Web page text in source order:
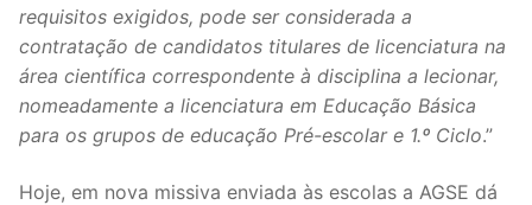
Área de Sócios
Revista Intervir
Contactos
requisitos exigidos, pode ser considerada a
contratação de candidatos titulares de licenciatura na
área científica correspondente à disciplina a lecionar,
nomeadamente a licenciatura em Educação Básica
para os grupos de educação Pré-escolar e 1.º Ciclo.”
Hoje, em nova missiva enviada às escolas a AGSE dá